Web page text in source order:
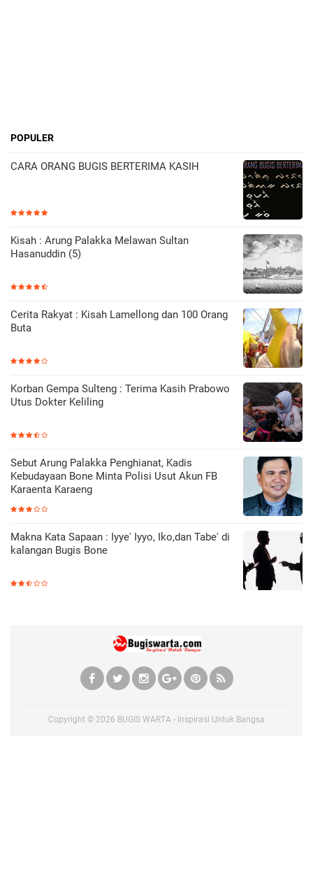
POPULER
CARA ORANG BUGIS BERTERIMA KASIH
Kisah : Arung Palakka Melawan Sultan
Hasanuddin (5)
Cerita Rakyat : Kisah Lamellong dan 100 Orang
Buta
Korban Gempa Sulteng : Terima Kasih Prabowo
Utus Dokter Keliling
Sebut Arung Palakka Penghianat, Kadis
Kebudayaan Bone Minta Polisi Usut Akun FB
Karaenta Karaeng
Makna Kata Sapaan : Iyye' Iyyo, Iko,dan Tabe' di
kalangan Bugis Bone
Copyright © 2026 BUGIS WARTA - Inspirasi Untuk Bangsa